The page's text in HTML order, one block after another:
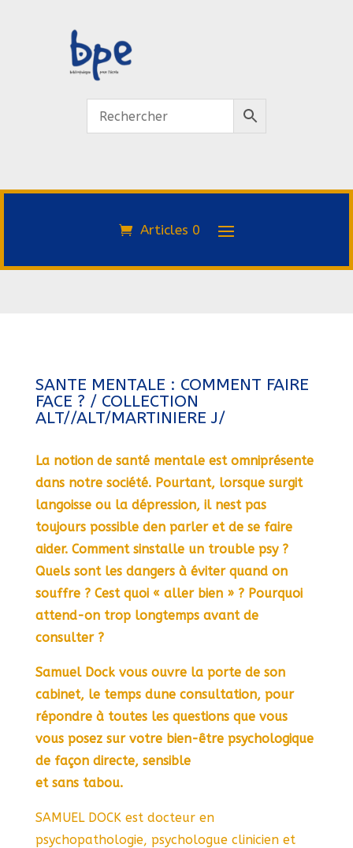
Articles 0
SANTE MENTALE : COMMENT FAIRE
FACE ? / COLLECTION
ALT//ALT/MARTINIERE J/
La notion de santé mentale est omniprésente
dans notre société. Pourtant, lorsque surgit
langoisse ou la dépression, il nest pas
toujours possible den parler et de se faire
aider. Comment sinstalle un trouble psy ?
Quels sont les dangers à éviter quand on
souffre ? Cest quoi « aller bien » ? Pourquoi
attend-on trop longtemps avant de
consulter ?
Samuel Dock vous ouvre la porte de son
cabinet, le temps dune consultation, pour
répondre à toutes les questions que vous
vous posez sur votre bien-être psychologique
de façon directe, sensible
et sans tabou.
SAMUEL DOCK est docteur en
psychopathologie, psychologue clinicien et